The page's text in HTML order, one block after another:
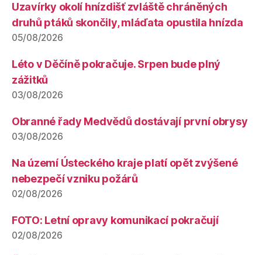
Uzavírky okolí hnízdišť zvláště chráněných
druhů ptáků skončily, mláďata opustila hnízda
05/08/2026
Léto v Děčíně pokračuje. Srpen bude plný
zážitků
03/08/2026
Obranné řady Medvědů dostávají první obrysy
03/08/2026
Na území Ústeckého kraje platí opět zvýšené
nebezpečí vzniku požárů
02/08/2026
FOTO: Letní opravy komunikací pokračují
02/08/2026